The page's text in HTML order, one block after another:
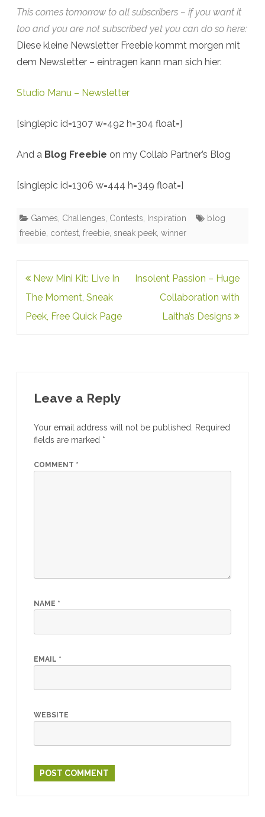
This comes tomorrow to all subscribers – if you want it
too and you are not subscribed yet you can do so here:
Diese kleine Newsletter Freebie kommt morgen mit
dem Newsletter – eintragen kann man sich hier:
Studio Manu – Newsletter
[singlepic id=1307 w=492 h=304 float=]
And a Blog Freebie on my Collab Partner’s Blog
[singlepic id=1306 w=444 h=349 float=]
Games, Challenges, Contests, Inspiration
blog
freebie, contest, freebie, sneak peek, winner
Post
navigation
New Mini Kit: Live In
The Moment, Sneak
Peek, Free Quick Page
Insolent Passion – Huge
Collaboration with
Laitha’s Designs
Leave a Reply
Your email address will not be published. Required
fields are marked *
COMMENT *
NAME *
EMAIL *
WEBSITE